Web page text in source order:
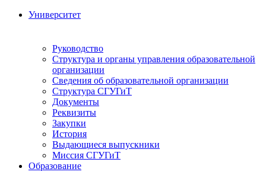
Университет
Руководство
Структура и органы управления образовательной
организации
Сведения об образовательной организации
Структура СГУГиТ
Документы
Реквизиты
Закупки
История
Выдающиеся выпускники
Миссия СГУГиТ
Образование